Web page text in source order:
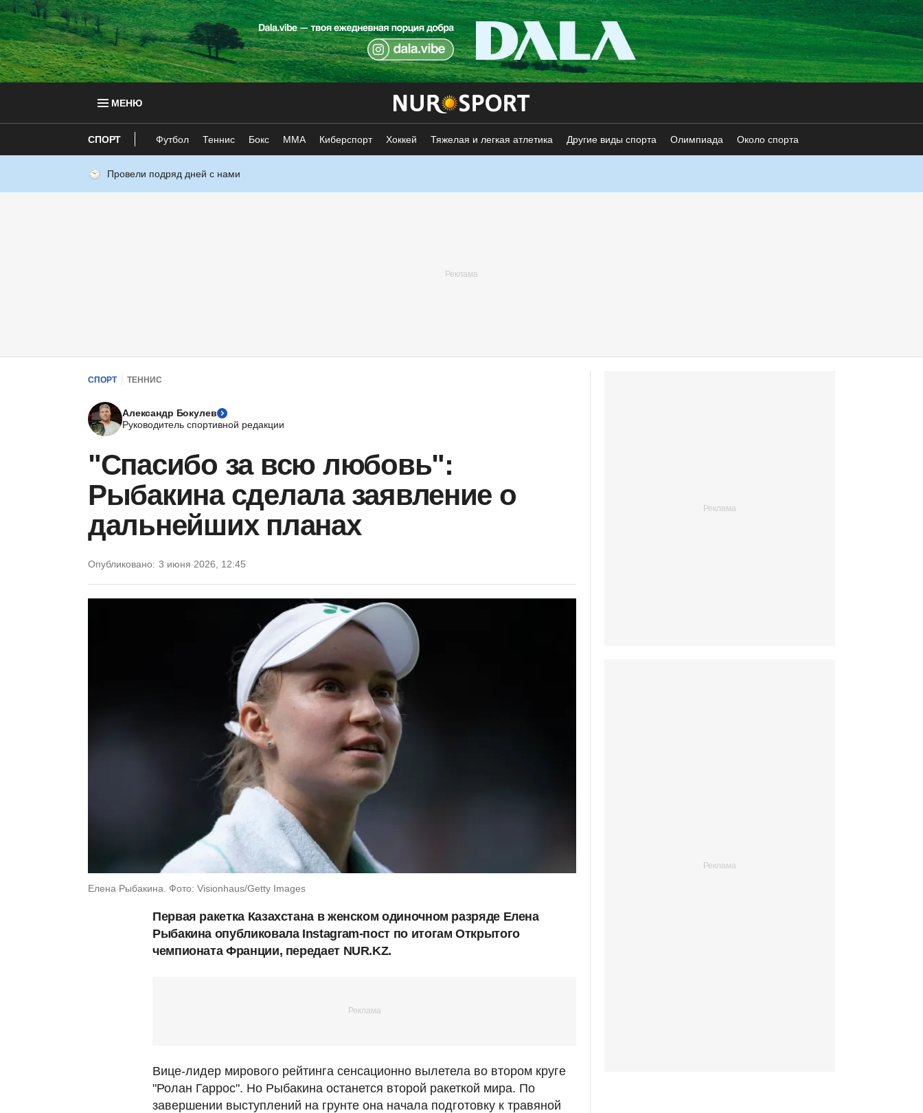
МЕНЮ
СПОРТ Футбол Теннис Бокс ММА Киберспорт Хоккей Тяжелая и легкая атлетика Другие виды спорта Олимпиада Около спорта
Провели подряд дней с нами
СПОРТ ТЕННИС
Александр Бокулев
Руководитель спортивной редакции
"Спасибо за всю любовь":
Рыбакина сделала заявление о
дальнейших планах
Опубликовано: 3 июня 2026, 12:45
Елена Рыбакина. Фото: Visionhaus/Getty Images
Первая ракетка Казахстана в женском одиночном разряде Елена
Рыбакина опубликовала Instagram-пост по итогам Открытого
чемпионата Франции, передает NUR.KZ.
Вице-лидер мирового рейтинга сенсационно вылетела во втором круге
"Ролан Гаррос". Но Рыбакина останется второй ракеткой мира. По
завершении выступлений на грунте она начала подготовку к травяной